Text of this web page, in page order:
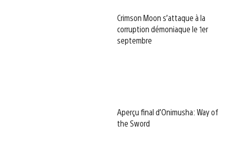
Crimson Moon s’attaque à la
corruption démoniaque le 1er
septembre
Aperçu final d’Onimusha: Way of
the Sword